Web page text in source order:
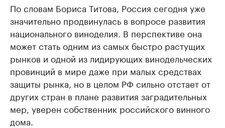
По словам Бориса Титова, Россия сегодня уже
значительно продвинулась в вопросе развития
национального виноделия. В перспективе она
может стать одним из самых быстро растущих
рынков и одной из лидирующих винодельческих
провинций в мире даже при малых средствах
защиты рынка, но в целом РФ сильно отстает от
других стран в плане развития заградительных
мер, уверен собственник российского винного
дома.